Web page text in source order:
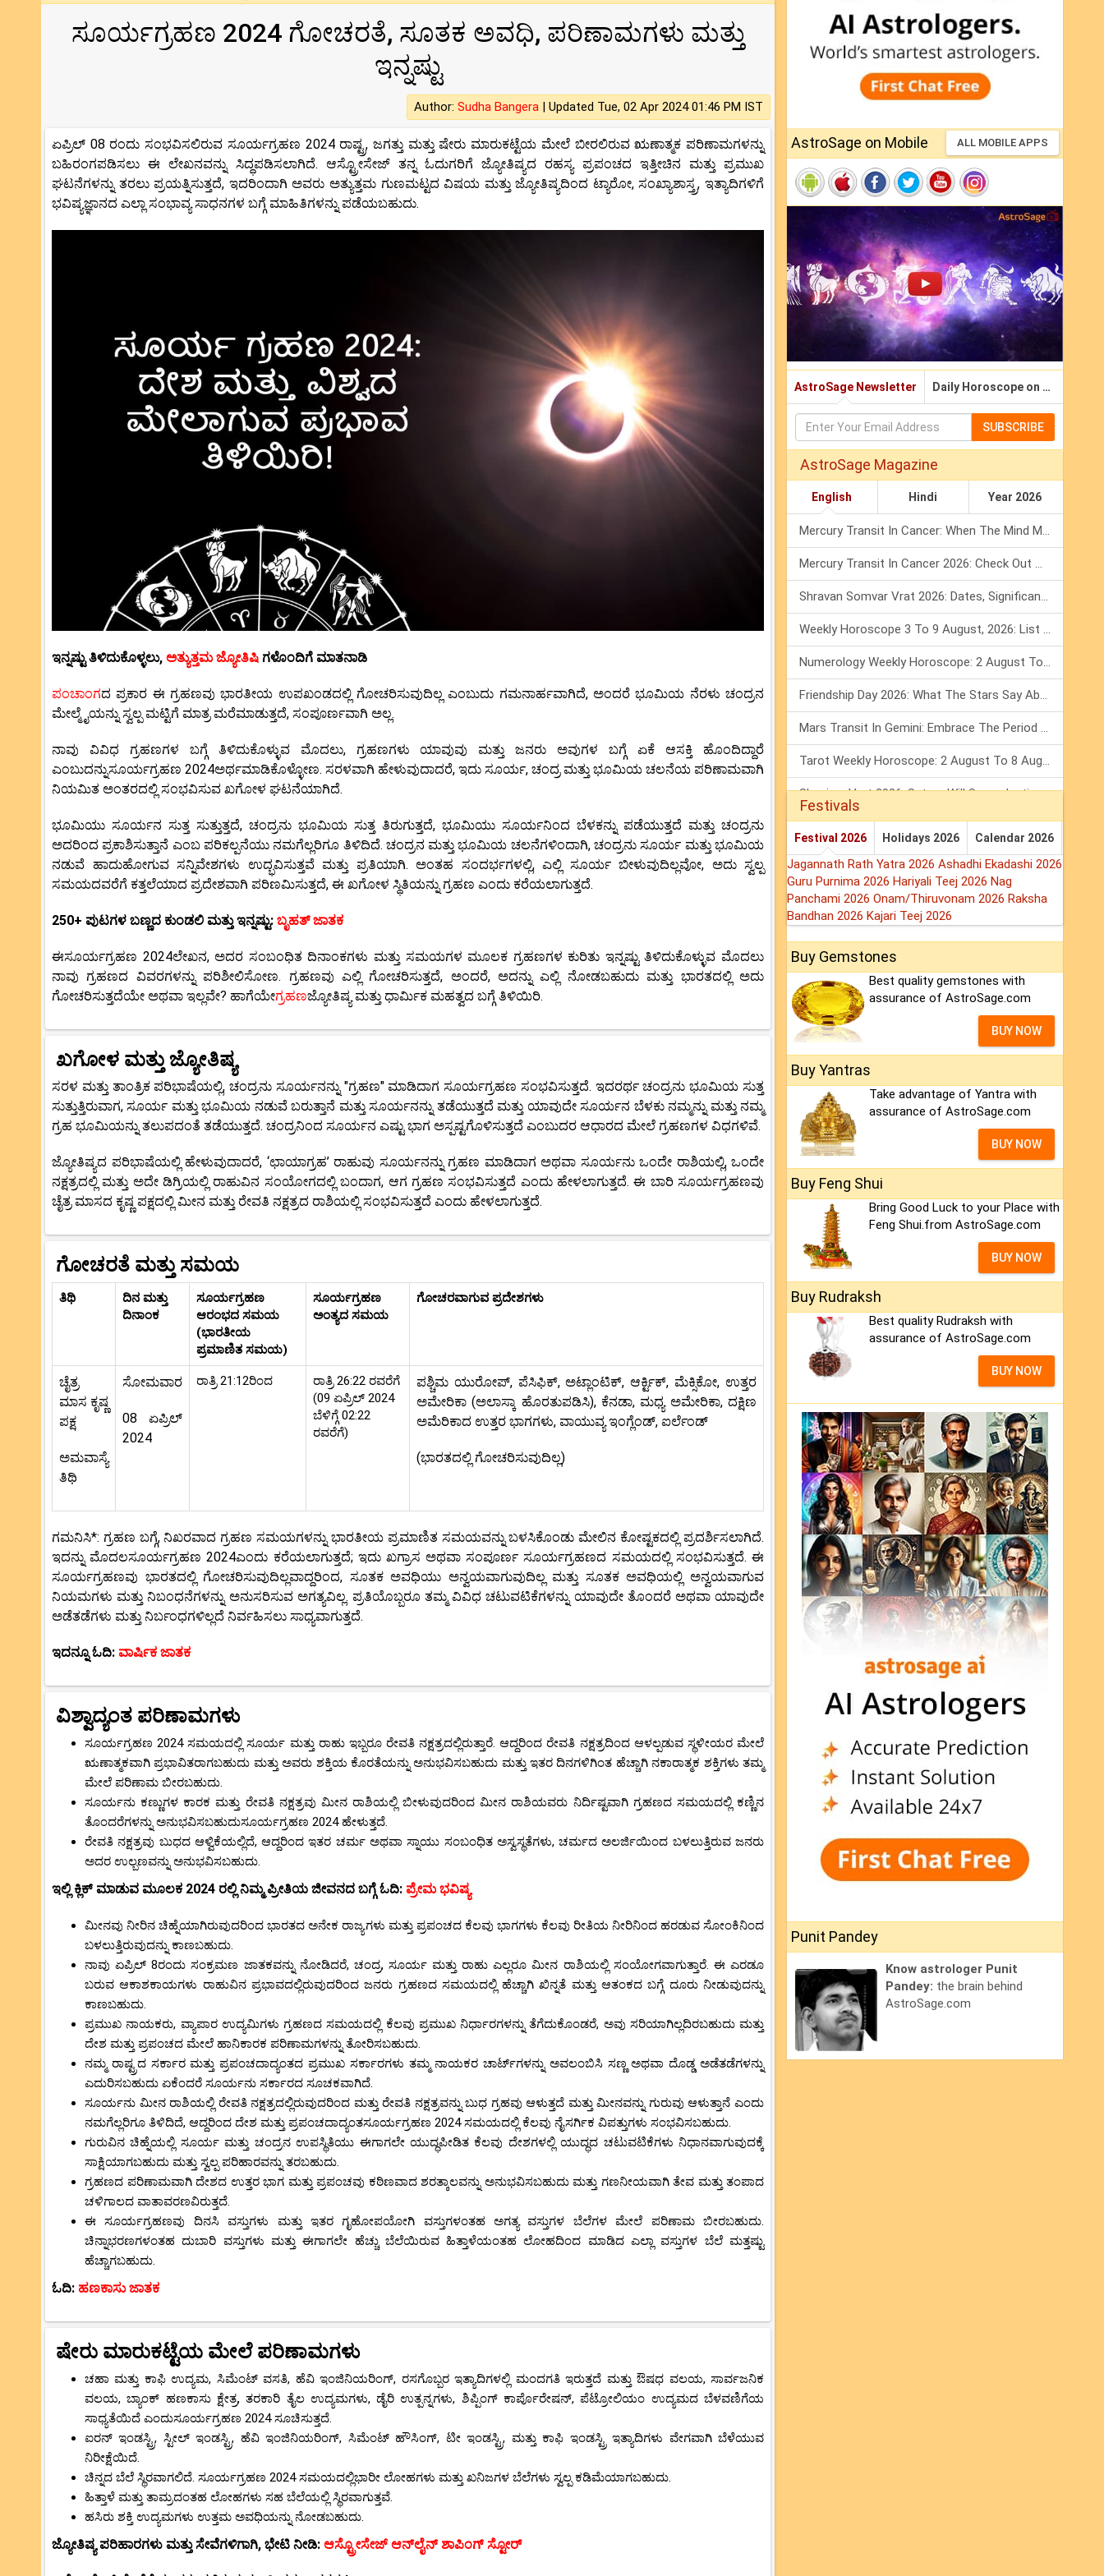
ಸೂರ್ಯಗ್ರಹಣ 2024 ಗೋಚರತೆ, ಸೂತಕ ಅವಧಿ, ಪರಿಣಾಮಗಳು ಮತ್ತು
ಇನ್ನಷ್ಟು
Author: Sudha Bangera | Updated Tue, 02 Apr 2024 01:46 PM IST
ಏಪ್ರಿಲ್ 08 ರಂದು ಸಂಭವಿಸಲಿರುವ ಸೂರ್ಯಗ್ರಹಣ 2024 ರಾಷ್ಟ್ರ, ಜಗತ್ತು ಮತ್ತು ಷೇರು ಮಾರುಕಟ್ಟೆಯ ಮೇಲೆ ಬೀರಲಿರುವ ಋಣಾತ್ಮಕ ಪರಿಣಾಮಗಳನ್ನು
ಬಹಿರಂಗಪಡಿಸಲು ಈ ಲೇಖನವನ್ನು ಸಿದ್ಧಪಡಿಸಲಾಗಿದೆ. ಆಸ್ಟ್ರೋಸೇಜ್ ತನ್ನ ಓದುಗರಿಗೆ ಜ್ಯೋತಿಷ್ಯದ ರಹಸ್ಯ ಪ್ರಪಂಚದ ಇತ್ತೀಚಿನ ಮತ್ತು ಪ್ರಮುಖ
ಘಟನೆಗಳನ್ನು ತರಲು ಪ್ರಯತ್ನಿಸುತ್ತದೆ, ಇದರಿಂದಾಗಿ ಅವರು ಅತ್ಯುತ್ತಮ ಗುಣಮಟ್ಟದ ವಿಷಯ ಮತ್ತು ಜ್ಯೋತಿಷ್ಯದಿಂದ ಟ್ಯಾರೋ, ಸಂಖ್ಯಾಶಾಸ್ತ್ರ, ಇತ್ಯಾದಿಗಳಿಗೆ
ಭವಿಷ್ಯಜ್ಞಾನದ ಎಲ್ಲಾ ಸಂಭಾವ್ಯ ಸಾಧನಗಳ ಬಗ್ಗೆ ಮಾಹಿತಿಗಳನ್ನು ಪಡೆಯಬಹುದು.
ಇನ್ನಷ್ಟು ತಿಳಿದುಕೊಳ್ಳಲು, ಅತ್ಯುತ್ತಮ ಜ್ಯೋತಿಷಿ ಗಳೊಂದಿಗೆ ಮಾತನಾಡಿ
ಪಂಚಾಂಗದ ಪ್ರಕಾರ ಈ ಗ್ರಹಣವು ಭಾರತೀಯ ಉಪಖಂಡದಲ್ಲಿ ಗೋಚರಿಸುವುದಿಲ್ಲ ಎಂಬುದು ಗಮನಾರ್ಹವಾಗಿದೆ, ಅಂದರೆ ಭೂಮಿಯ ನೆರಳು ಚಂದ್ರನ
ಮೇಲ್ಮೈಯನ್ನು ಸ್ವಲ್ಪ ಮಟ್ಟಿಗೆ ಮಾತ್ರ ಮರೆಮಾಡುತ್ತದೆ, ಸಂಪೂರ್ಣವಾಗಿ ಅಲ್ಲ.
ನಾವು ವಿವಿಧ ಗ್ರಹಣಗಳ ಬಗ್ಗೆ ತಿಳಿದುಕೊಳ್ಳುವ ಮೊದಲು, ಗ್ರಹಣಗಳು ಯಾವುವು ಮತ್ತು ಜನರು ಅವುಗಳ ಬಗ್ಗೆ ಏಕೆ ಆಸಕ್ತಿ ಹೊಂದಿದ್ದಾರೆ
ಎಂಬುದನ್ನುಸೂರ್ಯಗ್ರಹಣ 2024ಅರ್ಥಮಾಡಿಕೊಳ್ಳೋಣ. ಸರಳವಾಗಿ ಹೇಳುವುದಾದರೆ, ಇದು ಸೂರ್ಯ, ಚಂದ್ರ ಮತ್ತು ಭೂಮಿಯ ಚಲನೆಯ ಪರಿಣಾಮವಾಗಿ
ನಿಯಮಿತ ಅಂತರದಲ್ಲಿ ಸಂಭವಿಸುವ ಖಗೋಳ ಘಟನೆಯಾಗಿದೆ.
ಭೂಮಿಯು ಸೂರ್ಯನ ಸುತ್ತ ಸುತ್ತುತ್ತದೆ, ಚಂದ್ರನು ಭೂಮಿಯ ಸುತ್ತ ತಿರುಗುತ್ತದೆ, ಭೂಮಿಯು ಸೂರ್ಯನಿಂದ ಬೆಳಕನ್ನು ಪಡೆಯುತ್ತದೆ ಮತ್ತು ಚಂದ್ರನು
ಅದರಿಂದ ಪ್ರಕಾಶಿಸುತ್ತಾನೆ ಎಂಬ ಪರಿಕಲ್ಪನೆಯು ನಮಗೆಲ್ಲರಿಗೂ ತಿಳಿದಿದೆ. ಚಂದ್ರನ ಮತ್ತು ಭೂಮಿಯ ಚಲನೆಗಳಿಂದಾಗಿ, ಚಂದ್ರನು ಸೂರ್ಯ ಮತ್ತು ಭೂಮಿಯ
ನಡುವೆ ಹಾದುಹೋಗುವ ಸನ್ನಿವೇಶಗಳು ಉದ್ಭವಿಸುತ್ತವೆ ಮತ್ತು ಪ್ರತಿಯಾಗಿ. ಅಂತಹ ಸಂದರ್ಭಗಳಲ್ಲಿ, ಎಲ್ಲಿ ಸೂರ್ಯ ಬೀಳುವುದಿಲ್ಲವೋ, ಅದು ಸ್ವಲ್ಪ
ಸಮಯದವರೆಗೆ ಕತ್ತಲೆಯಾದ ಪ್ರದೇಶವಾಗಿ ಪರಿಣಮಿಸುತ್ತದೆ, ಈ ಖಗೋಳ ಸ್ಥಿತಿಯನ್ನು ಗ್ರಹಣ ಎಂದು ಕರೆಯಲಾಗುತ್ತದೆ.
250+ ಪುಟಗಳ ಬಣ್ಣದ ಕುಂಡಲಿ ಮತ್ತು ಇನ್ನಷ್ಟು: ಬೃಹತ್ ಜಾತಕ
ಈಸೂರ್ಯಗ್ರಹಣ 2024ಲೇಖನ, ಅದರ ಸಂಬಂಧಿತ ದಿನಾಂಕಗಳು ಮತ್ತು ಸಮಯಗಳ ಮೂಲಕ ಗ್ರಹಣಗಳ ಕುರಿತು ಇನ್ನಷ್ಟು ತಿಳಿದುಕೊಳ್ಳುವ ಮೊದಲು
ನಾವು ಗ್ರಹಣದ ವಿವರಗಳನ್ನು ಪರಿಶೀಲಿಸೋಣ. ಗ್ರಹಣವು ಎಲ್ಲಿ ಗೋಚರಿಸುತ್ತದೆ, ಅಂದರೆ, ಅದನ್ನು ಎಲ್ಲಿ ನೋಡಬಹುದು ಮತ್ತು ಭಾರತದಲ್ಲಿ ಅದು
ಗೋಚರಿಸುತ್ತದೆಯೇ ಅಥವಾ ಇಲ್ಲವೇ? ಹಾಗೆಯೇಗ್ರಹಣಜ್ಯೋತಿಷ್ಯ ಮತ್ತು ಧಾರ್ಮಿಕ ಮಹತ್ವದ ಬಗ್ಗೆ ತಿಳಿಯಿರಿ.
ಖಗೋಳ ಮತ್ತು ಜ್ಯೋತಿಷ್ಯ
ಸರಳ ಮತ್ತು ತಾಂತ್ರಿಕ ಪರಿಭಾಷೆಯಲ್ಲಿ, ಚಂದ್ರನು ಸೂರ್ಯನನ್ನು "ಗ್ರಹಣ" ಮಾಡಿದಾಗ ಸೂರ್ಯಗ್ರಹಣ ಸಂಭವಿಸುತ್ತದೆ. ಇದರರ್ಥ ಚಂದ್ರನು ಭೂಮಿಯ ಸುತ್ತ
ಸುತ್ತುತ್ತಿರುವಾಗ, ಸೂರ್ಯ ಮತ್ತು ಭೂಮಿಯ ನಡುವೆ ಬರುತ್ತಾನೆ ಮತ್ತು ಸೂರ್ಯನನ್ನು ತಡೆಯುತ್ತದೆ ಮತ್ತು ಯಾವುದೇ ಸೂರ್ಯನ ಬೆಳಕು ನಮ್ಮನ್ನು ಮತ್ತು ನಮ್ಮ
ಗ್ರಹ ಭೂಮಿಯನ್ನು ತಲುಪದಂತೆ ತಡೆಯುತ್ತದೆ. ಚಂದ್ರನಿಂದ ಸೂರ್ಯನ ಎಷ್ಟು ಭಾಗ ಅಸ್ಪಷ್ಟಗೊಳಿಸುತ್ತದೆ ಎಂಬುದರ ಆಧಾರದ ಮೇಲೆ ಗ್ರಹಣಗಳ ವಿಧಗಳಿವೆ.
ಜ್ಯೋತಿಷ್ಯದ ಪರಿಭಾಷೆಯಲ್ಲಿ ಹೇಳುವುದಾದರೆ, ‘ಛಾಯಾಗ್ರಹ’ ರಾಹುವು ಸೂರ್ಯನನ್ನು ಗ್ರಹಣ ಮಾಡಿದಾಗ ಅಥವಾ ಸೂರ್ಯನು ಒಂದೇ ರಾಶಿಯಲ್ಲಿ, ಒಂದೇ
ನಕ್ಷತ್ರದಲ್ಲಿ ಮತ್ತು ಅದೇ ಡಿಗ್ರಿಯಲ್ಲಿ ರಾಹುವಿನ ಸಂಯೋಗದಲ್ಲಿ ಬಂದಾಗ, ಆಗ ಗ್ರಹಣ ಸಂಭವಿಸುತ್ತದೆ ಎಂದು ಹೇಳಲಾಗುತ್ತದೆ. ಈ ಬಾರಿ ಸೂರ್ಯಗ್ರಹಣವು
ಚೈತ್ರ ಮಾಸದ ಕೃಷ್ಣ ಪಕ್ಷದಲ್ಲಿ ಮೀನ ಮತ್ತು ರೇವತಿ ನಕ್ಷತ್ರದ ರಾಶಿಯಲ್ಲಿ ಸಂಭವಿಸುತ್ತದೆ ಎಂದು ಹೇಳಲಾಗುತ್ತದೆ.
ಗೋಚರತೆ ಮತ್ತು ಸಮಯ
ತಿಥಿ
ದಿನ ಮತ್ತು
ದಿನಾಂಕ
ಸೂರ್ಯಗ್ರಹಣ
ಆರಂಭದ ಸಮಯ
(ಭಾರತೀಯ
ಪ್ರಮಾಣಿತ ಸಮಯ)
ಸೂರ್ಯಗ್ರಹಣ
ಅಂತ್ಯದ ಸಮಯ
ಗೋಚರವಾಗುವ ಪ್ರದೇಶಗಳು
ಚೈತ್ರ
ಮಾಸ ಕೃಷ್ಣ
ಪಕ್ಷ
ಅಮವಾಸ್ಯೆ
ತಿಥಿ
ಸೋಮವಾರ
08 ಏಪ್ರಿಲ್
2024
ರಾತ್ರಿ 21:12ರಿಂದ
ರಾತ್ರಿ 26:22 ರವರೆಗೆ
(09 ಏಪ್ರಿಲ್ 2024
ಬೆಳಿಗ್ಗೆ 02:22
ರವರೆಗೆ)
ಪಶ್ಚಿಮ ಯುರೋಪ್, ಪೆಸಿಫಿಕ್, ಅಟ್ಲಾಂಟಿಕ್, ಆರ್ಕ್ಟಿಕ್, ಮೆಕ್ಸಿಕೋ, ಉತ್ತರ
ಅಮೇರಿಕಾ (ಅಲಾಸ್ಕಾ ಹೊರತುಪಡಿಸಿ), ಕೆನಡಾ, ಮಧ್ಯ ಅಮೇರಿಕಾ, ದಕ್ಷಿಣ
ಅಮೆರಿಕಾದ ಉತ್ತರ ಭಾಗಗಳು, ವಾಯುವ್ಯ ಇಂಗ್ಲೆಂಡ್, ಐರ್ಲೆಂಡ್
(ಭಾರತದಲ್ಲಿ ಗೋಚರಿಸುವುದಿಲ್ಲ)
ಗಮನಿಸಿ*: ಗ್ರಹಣ ಬಗ್ಗೆ, ನಿಖರವಾದ ಗ್ರಹಣ ಸಮಯಗಳನ್ನು ಭಾರತೀಯ ಪ್ರಮಾಣಿತ ಸಮಯವನ್ನು ಬಳಸಿಕೊಂಡು ಮೇಲಿನ ಕೋಷ್ಟಕದಲ್ಲಿ ಪ್ರದರ್ಶಿಸಲಾಗಿದೆ.
ಇದನ್ನು ಮೊದಲಸೂರ್ಯಗ್ರಹಣ 2024ಎಂದು ಕರೆಯಲಾಗುತ್ತದೆ; ಇದು ಖಗ್ರಾಸ ಅಥವಾ ಸಂಪೂರ್ಣ ಸೂರ್ಯಗ್ರಹಣದ ಸಮಯದಲ್ಲಿ ಸಂಭವಿಸುತ್ತದೆ. ಈ
ಸೂರ್ಯಗ್ರಹಣವು ಭಾರತದಲ್ಲಿ ಗೋಚರಿಸುವುದಿಲ್ಲವಾದ್ದರಿಂದ, ಸೂತಕ ಅವಧಿಯು ಅನ್ವಯವಾಗುವುದಿಲ್ಲ ಮತ್ತು ಸೂತಕ ಅವಧಿಯಲ್ಲಿ ಅನ್ವಯವಾಗುವ
ನಿಯಮಗಳು ಮತ್ತು ನಿಬಂಧನೆಗಳನ್ನು ಅನುಸರಿಸುವ ಅಗತ್ಯವಿಲ್ಲ. ಪ್ರತಿಯೊಬ್ಬರೂ ತಮ್ಮ ವಿವಿಧ ಚಟುವಟಿಕೆಗಳನ್ನು ಯಾವುದೇ ತೊಂದರೆ ಅಥವಾ ಯಾವುದೇ
ಅಡೆತಡೆಗಳು ಮತ್ತು ನಿರ್ಬಂಧಗಳಿಲ್ಲದೆ ನಿರ್ವಹಿಸಲು ಸಾಧ್ಯವಾಗುತ್ತದೆ.
ಇದನ್ನೂ ಓದಿ: ವಾರ್ಷಿಕ ಜಾತಕ
ವಿಶ್ವಾದ್ಯಂತ ಪರಿಣಾಮಗಳು
ಸೂರ್ಯಗ್ರಹಣ 2024 ಸಮಯದಲ್ಲಿ ಸೂರ್ಯ ಮತ್ತು ರಾಹು ಇಬ್ಬರೂ ರೇವತಿ ನಕ್ಷತ್ರದಲ್ಲಿರುತ್ತಾರೆ. ಆದ್ದರಿಂದ ರೇವತಿ ನಕ್ಷತ್ರದಿಂದ ಆಳಲ್ಪಡುವ ಸ್ಥಳೀಯರ ಮೇಲೆ
ಋಣಾತ್ಮಕವಾಗಿ ಪ್ರಭಾವಿತರಾಗಬಹುದು ಮತ್ತು ಅವರು ಶಕ್ತಿಯ ಕೊರತೆಯನ್ನು ಅನುಭವಿಸಬಹುದು ಮತ್ತು ಇತರ ದಿನಗಳಿಗಿಂತ ಹೆಚ್ಚಾಗಿ ನಕಾರಾತ್ಮಕ ಶಕ್ತಿಗಳು ತಮ್ಮ
ಮೇಲೆ ಪರಿಣಾಮ ಬೀರಬಹುದು.
ಸೂರ್ಯನು ಕಣ್ಣುಗಳ ಕಾರಕ ಮತ್ತು ರೇವತಿ ನಕ್ಷತ್ರವು ಮೀನ ರಾಶಿಯಲ್ಲಿ ಬೀಳುವುದರಿಂದ ಮೀನ ರಾಶಿಯವರು ನಿರ್ದಿಷ್ಟವಾಗಿ ಗ್ರಹಣದ ಸಮಯದಲ್ಲಿ ಕಣ್ಣಿನ
ತೊಂದರೆಗಳನ್ನು ಅನುಭವಿಸಬಹುದುಸೂರ್ಯಗ್ರಹಣ 2024 ಹೇಳುತ್ತದೆ.
ರೇವತಿ ನಕ್ಷತ್ರವು ಬುಧದ ಆಳ್ವಿಕೆಯಲ್ಲಿದೆ, ಆದ್ದರಿಂದ ಇತರ ಚರ್ಮ ಅಥವಾ ಸ್ನಾಯು ಸಂಬಂಧಿತ ಅಸ್ವಸ್ಥತೆಗಳು, ಚರ್ಮದ ಅಲರ್ಜಿಯಿಂದ ಬಳಲುತ್ತಿರುವ ಜನರು
ಅದರ ಉಲ್ಬಣವನ್ನು ಅನುಭವಿಸಬಹುದು.
ಇಲ್ಲಿ ಕ್ಲಿಕ್ ಮಾಡುವ ಮೂಲಕ 2024 ರಲ್ಲಿ ನಿಮ್ಮ ಪ್ರೀತಿಯ ಜೀವನದ ಬಗ್ಗೆ ಓದಿ: ಪ್ರೇಮ ಭವಿಷ್ಯ
ಮೀನವು ನೀರಿನ ಚಿಹ್ನೆಯಾಗಿರುವುದರಿಂದ ಭಾರತದ ಅನೇಕ ರಾಜ್ಯಗಳು ಮತ್ತು ಪ್ರಪಂಚದ ಕೆಲವು ಭಾಗಗಳು ಕೆಲವು ರೀತಿಯ ನೀರಿನಿಂದ ಹರಡುವ ಸೋಂಕಿನಿಂದ
ಬಳಲುತ್ತಿರುವುದನ್ನು ಕಾಣಬಹುದು.
ನಾವು ಏಪ್ರಿಲ್ 8ರಂದು ಸಂಕ್ರಮಣ ಜಾತಕವನ್ನು ನೋಡಿದರೆ, ಚಂದ್ರ, ಸೂರ್ಯ ಮತ್ತು ರಾಹು ಎಲ್ಲರೂ ಮೀನ ರಾಶಿಯಲ್ಲಿ ಸಂಯೋಗವಾಗುತ್ತಾರೆ. ಈ ಎರಡೂ
ಬರುವ ಆಕಾಶಕಾಯಗಳು ರಾಹುವಿನ ಪ್ರಭಾವದಲ್ಲಿರುವುದರಿಂದ ಜನರು ಗ್ರಹಣದ ಸಮಯದಲ್ಲಿ ಹೆಚ್ಚಾಗಿ ಖಿನ್ನತೆ ಮತ್ತು ಆತಂಕದ ಬಗ್ಗೆ ದೂರು ನೀಡುವುದನ್ನು
ಕಾಣಬಹುದು.
ಪ್ರಮುಖ ನಾಯಕರು, ವ್ಯಾಪಾರ ಉದ್ಯಮಿಗಳು ಗ್ರಹಣದ ಸಮಯದಲ್ಲಿ ಕೆಲವು ಪ್ರಮುಖ ನಿರ್ಧಾರಗಳನ್ನು ತೆಗೆದುಕೊಂಡರೆ, ಅವು ಸರಿಯಾಗಿಲ್ಲದಿರಬಹುದು ಮತ್ತು
ದೇಶ ಮತ್ತು ಪ್ರಪಂಚದ ಮೇಲೆ ಹಾನಿಕಾರಕ ಪರಿಣಾಮಗಳನ್ನು ತೋರಿಸಬಹುದು.
ನಮ್ಮ ರಾಷ್ಟ್ರದ ಸರ್ಕಾರ ಮತ್ತು ಪ್ರಪಂಚದಾದ್ಯಂತದ ಪ್ರಮುಖ ಸರ್ಕಾರಗಳು ತಮ್ಮ ನಾಯಕರ ಚಾರ್ಟ್‌ಗಳನ್ನು ಅವಲಂಬಿಸಿ ಸಣ್ಣ ಅಥವಾ ದೊಡ್ಡ ಅಡೆತಡೆಗಳನ್ನು
ಎದುರಿಸಬಹುದು ಏಕೆಂದರೆ ಸೂರ್ಯನು ಸರ್ಕಾರದ ಸೂಚಕವಾಗಿದೆ.
ಸೂರ್ಯನು ಮೀನ ರಾಶಿಯಲ್ಲಿ ರೇವತಿ ನಕ್ಷತ್ರದಲ್ಲಿರುವುದರಿಂದ ಮತ್ತು ರೇವತಿ ನಕ್ಷತ್ರವನ್ನು ಬುಧ ಗ್ರಹವು ಆಳುತ್ತದೆ ಮತ್ತು ಮೀನವನ್ನು ಗುರುವು ಆಳುತ್ತಾನೆ ಎಂದು
ನಮಗೆಲ್ಲರಿಗೂ ತಿಳಿದಿದೆ, ಆದ್ದರಿಂದ ದೇಶ ಮತ್ತು ಪ್ರಪಂಚದಾದ್ಯಂತಸೂರ್ಯಗ್ರಹಣ 2024 ಸಮಯದಲ್ಲಿ ಕೆಲವು ನೈಸರ್ಗಿಕ ವಿಪತ್ತುಗಳು ಸಂಭವಿಸಬಹುದು.
ಗುರುವಿನ ಚಿಹ್ನೆಯಲ್ಲಿ ಸೂರ್ಯ ಮತ್ತು ಚಂದ್ರನ ಉಪಸ್ಥಿತಿಯು ಈಗಾಗಲೇ ಯುದ್ಧಪೀಡಿತ ಕೆಲವು ದೇಶಗಳಲ್ಲಿ ಯುದ್ಧದ ಚಟುವಟಿಕೆಗಳು ನಿಧಾನವಾಗುವುದಕ್ಕೆ
ಸಾಕ್ಷಿಯಾಗಬಹುದು ಮತ್ತು ಸ್ವಲ್ಪ ಪರಿಹಾರವನ್ನು ತರಬಹುದು.
ಗ್ರಹಣದ ಪರಿಣಾಮವಾಗಿ ದೇಶದ ಉತ್ತರ ಭಾಗ ಮತ್ತು ಪ್ರಪಂಚವು ಕಠಿಣವಾದ ಶರತ್ಕಾಲವನ್ನು ಅನುಭವಿಸಬಹುದು ಮತ್ತು ಗಣನೀಯವಾಗಿ ತೇವ ಮತ್ತು ತಂಪಾದ
ಚಳಿಗಾಲದ ವಾತಾವರಣವಿರುತ್ತದೆ.
ಈ ಸೂರ್ಯಗ್ರಹಣವು ದಿನಸಿ ವಸ್ತುಗಳು ಮತ್ತು ಇತರ ಗೃಹೋಪಯೋಗಿ ವಸ್ತುಗಳಂತಹ ಅಗತ್ಯ ವಸ್ತುಗಳ ಬೆಲೆಗಳ ಮೇಲೆ ಪರಿಣಾಮ ಬೀರಬಹುದು.
ಚಿನ್ನಾಭರಣಗಳಂತಹ ದುಬಾರಿ ವಸ್ತುಗಳು ಮತ್ತು ಈಗಾಗಲೇ ಹೆಚ್ಚು ಬೆಲೆಯಿರುವ ಹಿತ್ತಾಳೆಯಂತಹ ಲೋಹದಿಂದ ಮಾಡಿದ ಎಲ್ಲಾ ವಸ್ತುಗಳ ಬೆಲೆ ಮತ್ತಷ್ಟು
ಹೆಚ್ಚಾಗಬಹುದು.
ಓದಿ: ಹಣಕಾಸು ಜಾತಕ
ಷೇರು ಮಾರುಕಟ್ಟೆಯ ಮೇಲೆ ಪರಿಣಾಮಗಳು
ಚಹಾ ಮತ್ತು ಕಾಫಿ ಉದ್ಯಮ, ಸಿಮೆಂಟ್ ವಸತಿ, ಹೆವಿ ಇಂಜಿನಿಯರಿಂಗ್, ರಸಗೊಬ್ಬರ ಇತ್ಯಾದಿಗಳಲ್ಲಿ ಮಂದಗತಿ ಇರುತ್ತದೆ ಮತ್ತು ಔಷಧ ವಲಯ, ಸಾರ್ವಜನಿಕ
ವಲಯ, ಬ್ಯಾಂಕ್ ಹಣಕಾಸು ಕ್ಷೇತ್ರ, ತರಕಾರಿ ತೈಲ ಉದ್ಯಮಗಳು, ಡೈರಿ ಉತ್ಪನ್ನಗಳು, ಶಿಪ್ಪಿಂಗ್ ಕಾರ್ಪೊರೇಷನ್, ಪೆಟ್ರೋಲಿಯಂ ಉದ್ಯಮದ ಬೆಳವಣಿಗೆಯ
ಸಾಧ್ಯತೆಯಿದೆ ಎಂದುಸೂರ್ಯಗ್ರಹಣ 2024 ಸೂಚಿಸುತ್ತದೆ.
ಐರನ್ ಇಂಡಸ್ಟ್ರಿ, ಸ್ಟೀಲ್ ಇಂಡಸ್ಟ್ರಿ, ಹೆವಿ ಇಂಜಿನಿಯರಿಂಗ್, ಸಿಮೆಂಟ್ ಹೌಸಿಂಗ್, ಟೀ ಇಂಡಸ್ಟ್ರಿ, ಮತ್ತು ಕಾಫಿ ಇಂಡಸ್ಟ್ರಿ ಇತ್ಯಾದಿಗಳು ವೇಗವಾಗಿ ಬೆಳೆಯುವ
ನಿರೀಕ್ಷೆಯಿದೆ.
ಚಿನ್ನದ ಬೆಲೆ ಸ್ಥಿರವಾಗಲಿದೆ. ಸೂರ್ಯಗ್ರಹಣ 2024 ಸಮಯದಲ್ಲಿಭಾರೀ ಲೋಹಗಳು ಮತ್ತು ಖನಿಜಗಳ ಬೆಲೆಗಳು ಸ್ವಲ್ಪ ಕಡಿಮೆಯಾಗಬಹುದು.
ಹಿತ್ತಾಳೆ ಮತ್ತು ತಾಮ್ರದಂತಹ ಲೋಹಗಳು ಸಹ ಬೆಲೆಯಲ್ಲಿ ಸ್ಥಿರವಾಗುತ್ತವೆ.
ಹಸಿರು ಶಕ್ತಿ ಉದ್ಯಮಗಳು ಉತ್ತಮ ಅವಧಿಯನ್ನು ನೋಡಬಹುದು.
ಜ್ಯೋತಿಷ್ಯ ಪರಿಹಾರಗಳು ಮತ್ತು ಸೇವೆಗಳಿಗಾಗಿ, ಭೇಟಿ ನೀಡಿ: ಆಸ್ಟ್ರೋಸೇಜ್ ಆನ್‌ಲೈನ್ ಶಾಪಿಂಗ್ ಸ್ಟೋರ್
AstroSage on Mobile ALL MOBILE APPS
AstroSage Newsletter Daily Horoscope on Email
SUBSCRIBE
AstroSage Magazine
English Hindi Year 2026
Mercury Transit In Cancer: When The Mind Meets The Heart!
Mercury Transit In Cancer 2026: Check Out What It Brings For You
Shravan Somvar Vrat 2026: Dates, Significance & Rituals In August
Weekly Horoscope 3 To 9 August, 2026: List Of Fasts & Festivals
Numerology Weekly Horoscope: 2 August To 8 August, 2026
Friendship Day 2026: What The Stars Say About Your Best Friend!
Mars Transit In Gemini: Embrace The Period Full Of Energy & Intelligence
Tarot Weekly Horoscope: 2 August To 8 August, 2026
Shanivar Vrat 2026: Saturn Will Serve Justice In Sawan Month!
Festivals
Festival 2026 Holidays 2026 Calendar 2026
Jagannath Rath Yatra 2026 Ashadhi Ekadashi 2026
Guru Purnima 2026 Hariyali Teej 2026 Nag
Panchami 2026 Onam/Thiruvonam 2026 Raksha
Bandhan 2026 Kajari Teej 2026
Buy Gemstones
Best quality gemstones with
assurance of AstroSage.com
BUY NOW
Buy Yantras
Take advantage of Yantra with
assurance of AstroSage.com
BUY NOW
Buy Feng Shui
Bring Good Luck to your Place with
Feng Shui.from AstroSage.com
BUY NOW
Buy Rudraksh
Best quality Rudraksh with
assurance of AstroSage.com
BUY NOW
Punit Pandey
Know astrologer Punit
Pandey: the brain behind
AstroSage.com